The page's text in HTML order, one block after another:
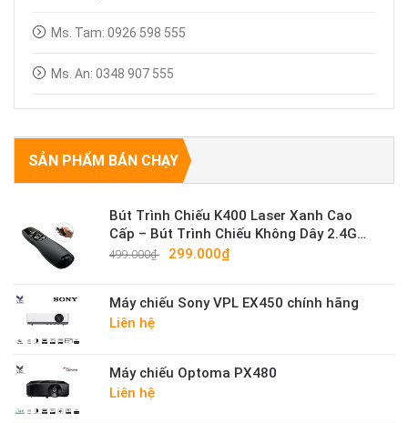
Ms. Tam: 0926 598 555
Ms. An: 0348 907 555
SẢN PHẨM BÁN CHẠY
Bút Trình Chiếu K400 Laser Xanh Cao
Cấp – Bút Trình Chiếu Không Dây 2.4G
Sáng Mạnh
499.000₫ 299.000₫
Máy chiếu Sony VPL EX450 chính hãng
Liên hệ
Máy chiếu Optoma PX480
Liên hệ